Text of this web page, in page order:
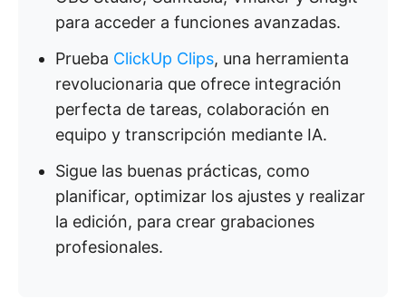
para acceder a funciones avanzadas.
Prueba ClickUp Clips, una herramienta
revolucionaria que ofrece integración
perfecta de tareas, colaboración en
equipo y transcripción mediante IA.
Sigue las buenas prácticas, como
planificar, optimizar los ajustes y realizar
la edición, para crear grabaciones
profesionales.